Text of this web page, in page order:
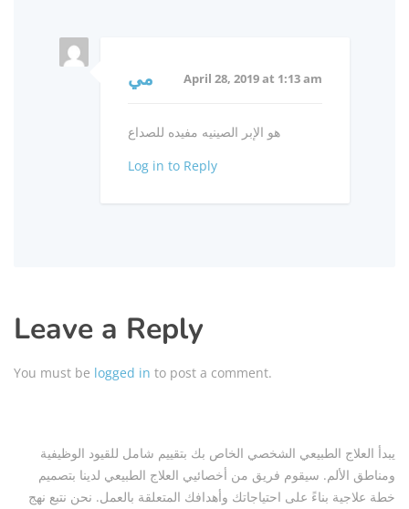
مي April 28, 2019 at 1:13 am
هو الإبر الصينيه مفيده للصداع
Log in to Reply
Leave a Reply
You must be logged in to post a comment.
يبدأ العلاج الطبيعي الشخصي الخاص بك بتقييم شامل للقيود الوظيفية
ومناطق الألم. سيقوم فريق من أخصائيي العلاج الطبيعي لدينا بتصميم
خطة علاجية بناءً على احتياجاتك وأهدافك المتعلقة بالعمل. نحن نتبع نهج